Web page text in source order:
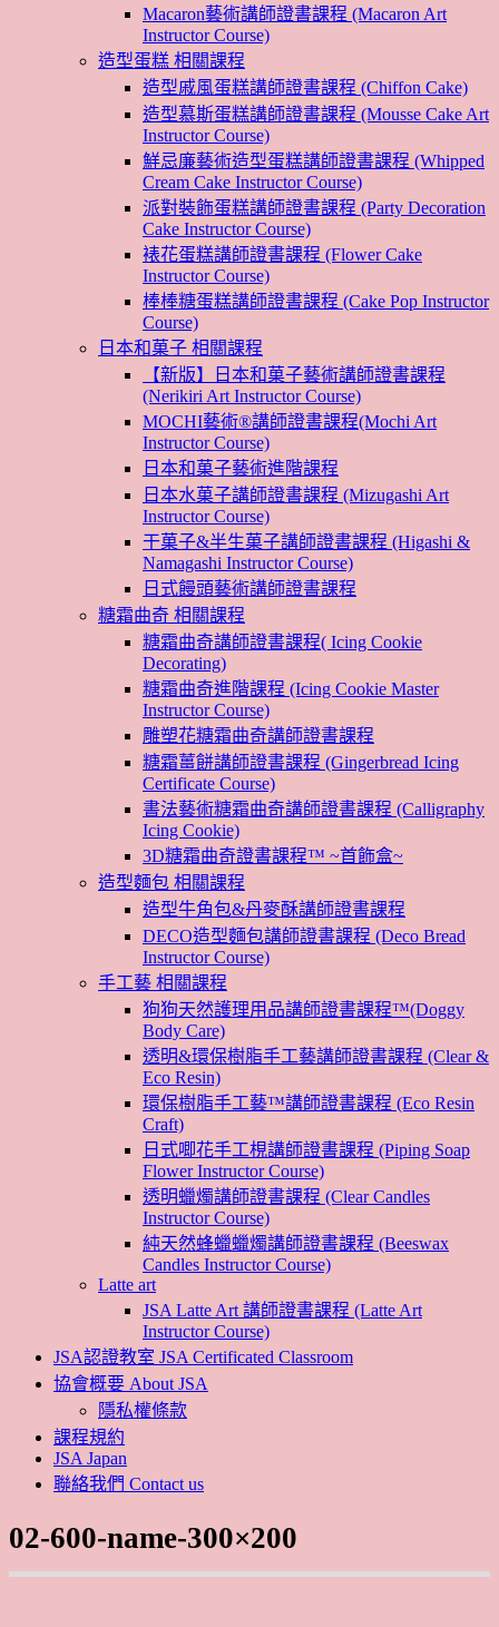
Macaron藝術講師證書課程 (Macaron Art
Instructor Course)
造型蛋糕 相關課程
造型戚風蛋糕講師證書課程 (Chiffon Cake)
造型慕斯蛋糕講師證書課程 (Mousse Cake Art
Instructor Course)
鮮忌廉藝術造型蛋糕講師證書課程 (Whipped
Cream Cake Instructor Course)
派對裝飾蛋糕講師證書課程 (Party Decoration
Cake Instructor Course)
裱花蛋糕講師證書課程 (Flower Cake
Instructor Course)
棒棒糖蛋糕講師證書課程 (Cake Pop Instructor
Course)
日本和菓子 相關課程
【新版】日本和菓子藝術講師證書課程
(Nerikiri Art Instructor Course)
MOCHI藝術®講師證書課程(Mochi Art
Instructor Course)
日本和菓子藝術進階課程
日本水菓子講師證書課程 (Mizugashi Art
Instructor Course)
干菓子&半生菓子講師證書課程 (Higashi &
Namagashi Instructor Course)
日式饅頭藝術講師證書課程
糖霜曲奇 相關課程
糖霜曲奇講師證書課程( Icing Cookie
Decorating)
糖霜曲奇進階課程 (Icing Cookie Master
Instructor Course)
雕塑花糖霜曲奇講師證書課程
糖霜薑餅講師證書課程 (Gingerbread Icing
Certificate Course)
書法藝術糖霜曲奇講師證書課程 (Calligraphy
Icing Cookie)
3D糖霜曲奇證書課程™ ~首飾盒~
造型麵包 相關課程
造型牛角包&丹麥酥講師證書課程
DECO造型麵包講師證書課程 (Deco Bread
Instructor Course)
手工藝 相關課程
狗狗天然護理用品講師證書課程™(Doggy
Body Care)
透明&環保樹脂手工藝講師證書課程 (Clear &
Eco Resin)
環保樹脂手工藝™講師證書課程 (Eco Resin
Craft)
日式唧花手工梘講師證書課程 (Piping Soap
Flower Instructor Course)
透明蠟燭講師證書課程 (Clear Candles
Instructor Course)
純天然蜂蠟蠟燭講師證書課程 (Beeswax
Candles Instructor Course)
Latte art
JSA Latte Art 講師證書課程 (Latte Art
Instructor Course)
JSA認證教室 JSA Certificated Classroom
協會概要 About JSA
隱私權條款
課程規約
JSA Japan
聯絡我們 Contact us
02-600-name-300×200